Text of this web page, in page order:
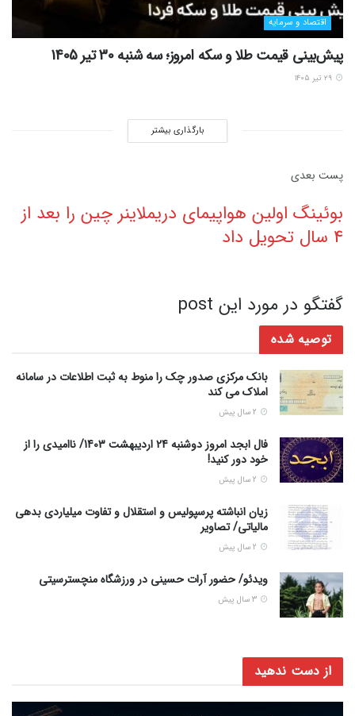
اقتصاد و سرمایه
پیش‌بینی قیمت طلا و سکه امروز؛ سه شنبه 30 تیر 1405
بارگذاری بیشتر
پست‌ بعدی
بوئینگ اولین هواپیمای دریملاینر چین را بعد از
4 سال تحویل داد
گفتگو در مورد این post
توصیه شده
بانک مرکزی صدور چک را منوط به ثبت اطلاعات در سامانه
املاک می کند
فال ابجد امروز دوشنبه 24 اردیبهشت 1403/ ناامیدی را از
خود دور کنید!
زیان انباشته پرسپولیس و استقلال و تفاوت میلیاردی بدهی
مالیاتی/ تصاویر
ویدئو/ حضور آرات حسینی در ورزشگاه منچسترسیتی
از دست ندهید